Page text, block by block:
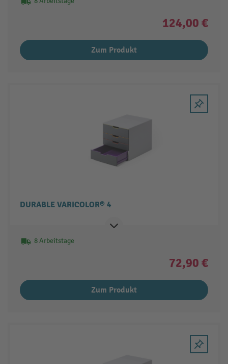
124,00 €
Zum Produkt
DURABLE VARICOLOR® 4
8 Arbeitstage
72,90 €
Zum Produkt